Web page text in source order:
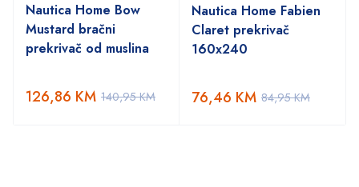
Nautica Home Bow
Mustard bračni
prekrivač od muslina
140,95KM
126,86 KM
Nautica Home Fabien
Claret prekrivač
160x240
84,95KM
76,46 KM